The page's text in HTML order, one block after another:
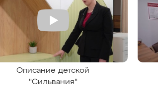
Описание детской
"Сильвания"